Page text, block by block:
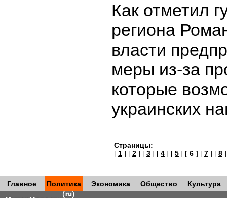
Как отметил
региона
власти
меры из-за
которые
украинских
Страницы:
[ 1 ] [ 2 ] [ 3 ] [ 4 ] [ 5 ] [ 6 ] [ 7 ] [ 8
Главное Политика Экономика Общество Культура